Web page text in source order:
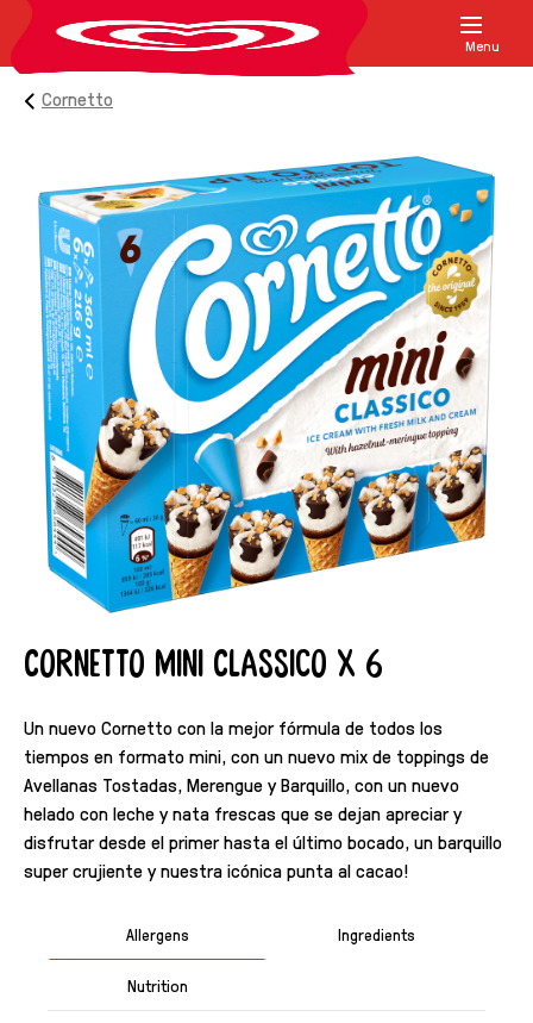
Menu
Cornetto
Cornetto Mini Classico X 6
Un nuevo Cornetto con la mejor fórmula de todos los
tiempos en formato mini, con un nuevo mix de toppings de
Avellanas Tostadas, Merengue y Barquillo, con un nuevo
helado con leche y nata frescas que se dejan apreciar y
disfrutar desde el primer hasta el último bocado, un barquillo
super crujiente y nuestra icónica punta al cacao!
Allergens Ingredients
Nutrition